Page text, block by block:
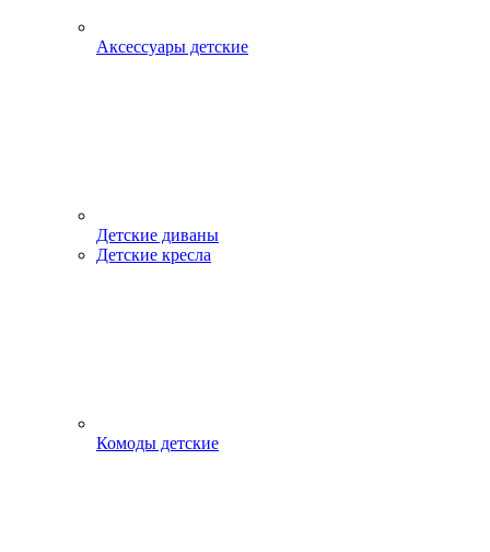
Аксессуары детские
Детские диваны
Детские кресла
Комоды детские